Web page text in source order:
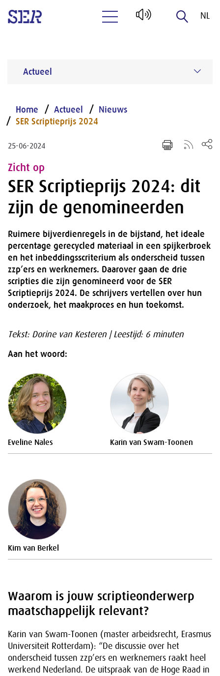
NL
Actueel
Home Actueel
Nieuws
SER Scriptieprijs 2024
25-06-2024
Zicht op
SER Scriptieprijs 2024: dit
zijn de genomineerden
Ruimere bijverdienregels in de bijstand, het ideale
percentage gerecycled materiaal in een spijkerbroek
en het inbeddingsscriterium als onderscheid tussen
zzp’ers en werknemers. Daarover gaan de drie
scripties die zijn genomineerd voor de SER
Scriptieprijs 2024. De schrijvers vertellen over hun
onderzoek, het maakproces en hun toekomst.
Tekst: Dorine van Kesteren | Leestijd: 6 minuten
Aan het woord:
Eveline Nales Karin van Swam-Toonen
Kim van Berkel
Waarom is jouw scriptieonderwerp
maatschappelijk relevant?
Karin van Swam-Toonen (master arbeidsrecht, Erasmus
Universiteit Rotterdam): “De discussie over het
onderscheid tussen zzp’ers en werknemers raakt heel
werkend Nederland. De uitspraak van de Hoge Raad in